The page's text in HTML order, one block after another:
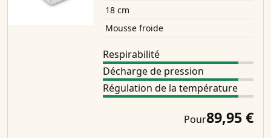
18 cm
Mousse froide
Respirabilité
Décharge de pression
Régulation de la température
Pour89,95 €